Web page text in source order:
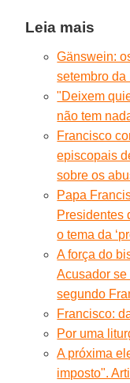
Leia mais
Gänswein:
setembro da
"Deixem
não tem
Francisco
episcopais
sobre os
Papa
Presidentes
o tema da
A força do
Acusador se
segundo
Francisco:
Por uma
A próxima
imposto".